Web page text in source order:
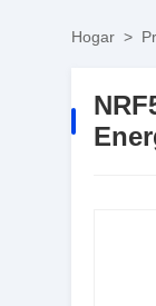
Hogar >